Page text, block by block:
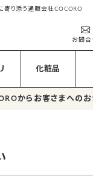
り添う通販会社COCORO
お問合
化粧品
からお客さまへのお